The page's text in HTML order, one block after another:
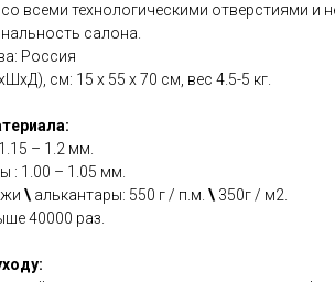
всеми технологическими отверстиями и
салона.
Россия
см: 15 x 55 x 70 см, вес 4.5-5 кг.
– 1.2 мм.
: 1.00 – 1.05 мм.
\ алькантары: 550 г / п.м. \ 350г / м2.
40000 раз.